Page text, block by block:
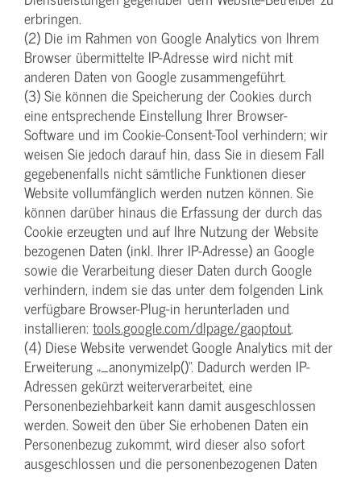
erbringen.
(2) Die im Rahmen von Google Analytics von Ihrem
Browser übermittelte IP-Adresse wird nicht mit
anderen Daten von Google zusammengeführt.
(3) Sie können die Speicherung der Cookies durch
eine entsprechende Einstellung Ihrer Browser-
Software und im Cookie-Consent-Tool verhindern; wir
weisen Sie jedoch darauf hin, dass Sie in diesem Fall
gegebenenfalls nicht sämtliche Funktionen dieser
Website vollumfänglich werden nutzen können. Sie
können darüber hinaus die Erfassung der durch das
Cookie erzeugten und auf Ihre Nutzung der Website
bezogenen Daten (inkl. Ihrer IP-Adresse) an Google
sowie die Verarbeitung dieser Daten durch Google
verhindern, indem sie das unter dem folgenden Link
verfügbare Browser-Plug-in herunterladen und
installieren: tools.google.com/dlpage/gaoptout.
(4) Diese Website verwendet Google Analytics mit der
Erweiterung „_anonymizeIp()“. Dadurch werden IP-
Adressen gekürzt weiterverarbeitet, eine
Personenbeziehbarkeit kann damit ausgeschlossen
werden. Soweit den über Sie erhobenen Daten ein
Personenbezug zukommt, wird dieser also sofort
ausgeschlossen und die personenbezogenen Daten